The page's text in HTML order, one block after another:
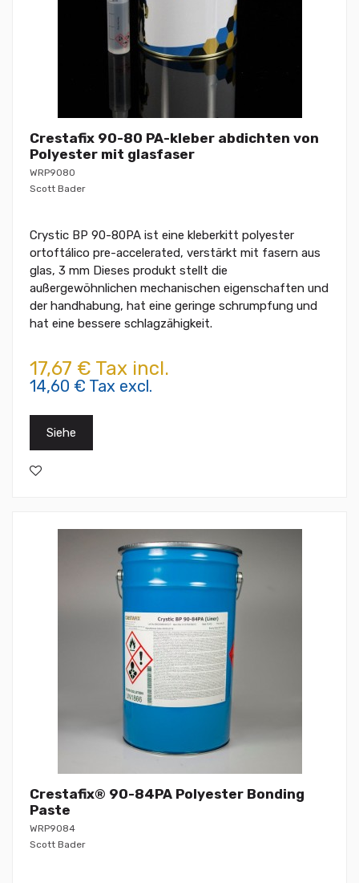
Crestafix 90-80 PA-kleber abdichten von
Polyester mit glasfaser
WRP9080
Scott Bader
Crystic BP 90-80PA ist eine kleberkitt polyester
ortoftálico pre-accelerated, verstärkt mit fasern aus
glas, 3 mm Dieses produkt stellt die
außergewöhnlichen mechanischen eigenschaften und
der handhabung, hat eine geringe schrumpfung und
hat eine bessere schlagzähigkeit.
17,67 € Tax incl.
14,60 € Tax excl.
Siehe
Crestafix® 90-84PA Polyester Bonding
Paste
WRP9084
Scott Bader